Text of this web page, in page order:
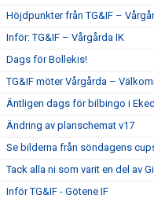
Höjdpunkter från TG&IF –
Inför: TG&IF – Vårgårda IK
Dags för Bollekis!
TG&IF möter Vårgårda –
Äntligen dags för bilbingo i
Ändring av planschemat v17
Se bilderna från söndagens
Tack alla ni som varit en del av
Inför TG&IF - Götene IF